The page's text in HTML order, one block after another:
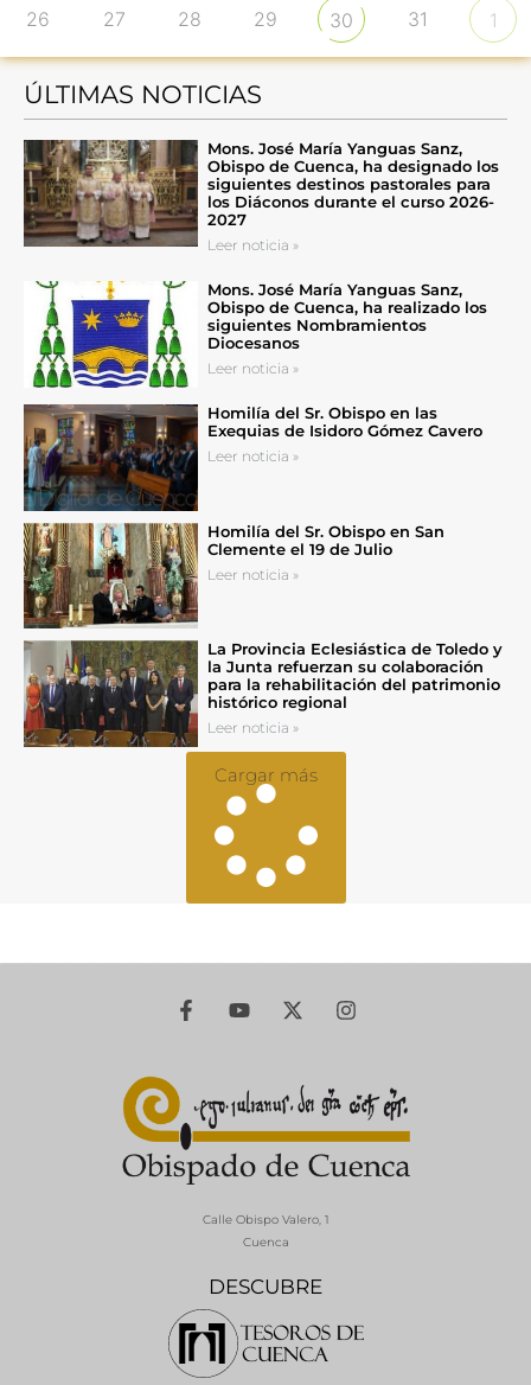
26 27 28 29 30 31 1
ÚLTIMAS NOTICIAS
Mons. José María Yanguas Sanz,
Obispo de Cuenca, ha designado los
siguientes destinos pastorales para
los Diáconos durante el curso 2026-
2027
Leer noticia »
Mons. José María Yanguas Sanz,
Obispo de Cuenca, ha realizado los
siguientes Nombramientos
Diocesanos
Leer noticia »
Homilía del Sr. Obispo en las
Exequias de Isidoro Gómez Cavero
Leer noticia »
Homilía del Sr. Obispo en San
Clemente el 19 de Julio
Leer noticia »
La Provincia Eclesiástica de Toledo y
la Junta refuerzan su colaboración
para la rehabilitación del patrimonio
histórico regional
Leer noticia »
Cargar más
DESCUBRE
Calle Obispo Valero, 1
Cuenca